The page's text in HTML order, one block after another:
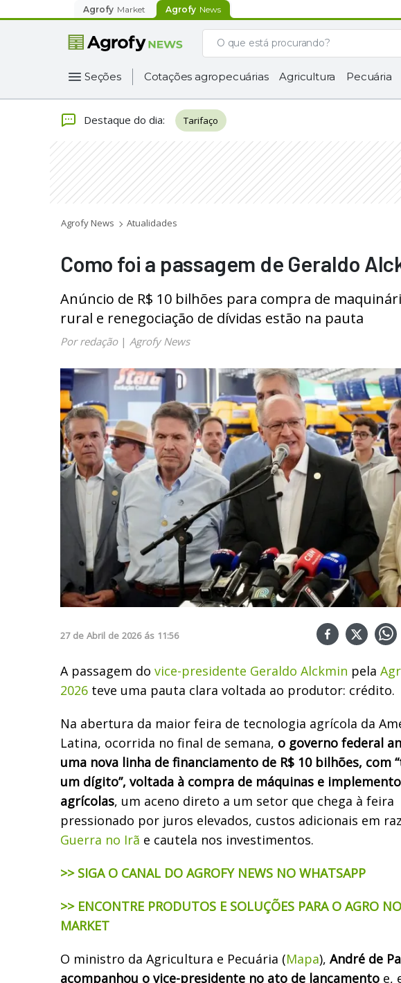
Agrofy Market Agrofy News
Seções Cotações agropecuárias Agricultura Pecuária
Destaque do dia: Tarifaço
Agrofy News Atualidades
Como foi a passagem de Geraldo
Anúncio de R$ 10 bilhões para compra de
rural e renegociação de dívidas estão na pauta
Por redação| Agrofy News
27 de Abril de 2026 ás 11:56
A passagem do vice-presidente Geraldo Alckmin pela
2026 teve uma pauta clara voltada ao produtor: crédito.
Na abertura da maior feira de tecnologia agrícola da
Latina, ocorrida no final de semana, o governo federal
uma nova linha de financiamento de R$ 10 bilhões, com
um dígito”, voltada à compra de máquinas e
agrícolas, um aceno direto a um setor que chega à feira
pressionado por juros elevados, custos adicionais em
Guerra no Irã e cautela nos investimentos.
>> SIGA O CANAL DO AGROFY NEWS NO WHATSAPP
>> ENCONTRE PRODUTOS E SOLUÇÕES PARA O AGRO
MARKET
O ministro da Agricultura e Pecuária (Mapa), André de
acompanhou o vice-presidente no ato de lançamento e,